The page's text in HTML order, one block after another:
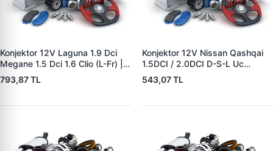
Konjektor 12V Laguna 1.9 Dci
Megane 1.5 Dci 1.6 Clio (L-Fr) |
YUNYI 04-126 | OEM
8200327183 8200660029
793,87 TL
Konjektor 12V Nissan Qashqai
1.5DCI / 2.0DCI D-S-L Uc
Nissan 10-Trail 2.0DCI/Renault
Koleos Jeep 2.0DCI | YUNYI 06-
23215JG71A
543,07 TL